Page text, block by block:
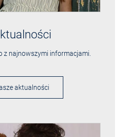
z najnowszymi informacjami.
aktualności